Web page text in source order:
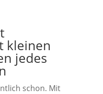
kleinen
jedes
schon. Mit